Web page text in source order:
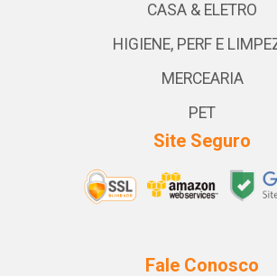
CASA & ELETRO
HIGIENE, PERF E
MERCEARIA
PET
Site Seguro
Fale Conosco